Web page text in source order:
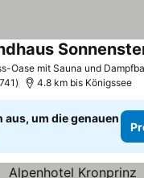
Oase mit Sauna und
741 4.8 km bis Königssee
aus, um die genauen